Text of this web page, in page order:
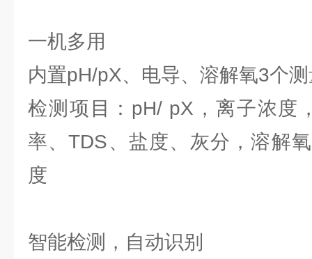
一机多用
内置pH/pX、电导、溶解氧3个
检测项目：pH/ pX，离子浓度
率、TDS、盐度、灰分，溶解
度
智能检测，自动识别